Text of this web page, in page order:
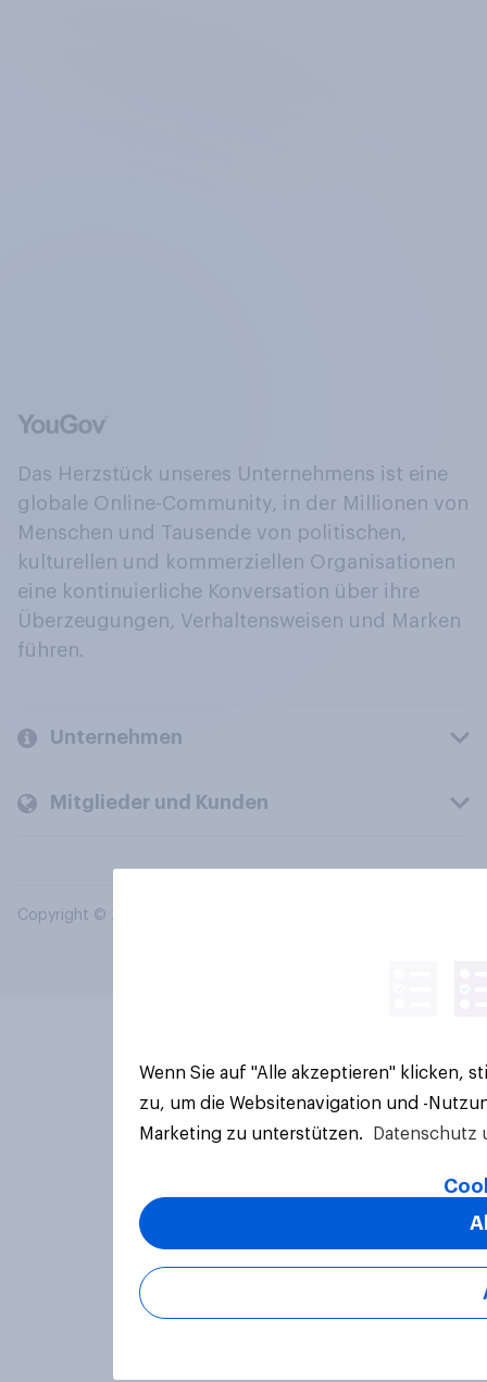
Das Herzstück unseres Unternehmens ist eine
globale Online-Community, in der Millionen von
Menschen und Tausende von politischen,
kulturellen und kommerziellen Organisationen
eine kontinuierliche Konversation über ihre
Überzeugungen, Verhaltensweisen und Marken
führen.
Unternehmen
Mitglieder und Kunden
Copyright © 2026 YouGov PLC. Alle Rechte vorbehalten.
Wenn Sie auf "Alle akzeptieren" klicken,
zu, um die Websitenavigation und -
Marketing zu unterstützen.
Datenschutz